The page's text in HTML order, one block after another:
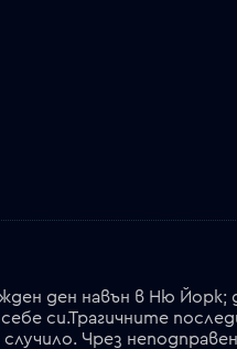
ден навън в Ню Йорк;
си.Трагичните
Чрез